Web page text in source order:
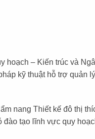
– Kiến trúc và
kỹ thuật hỗ trợ quản
nang Thiết kế đô thị
tạo lĩnh vực quy